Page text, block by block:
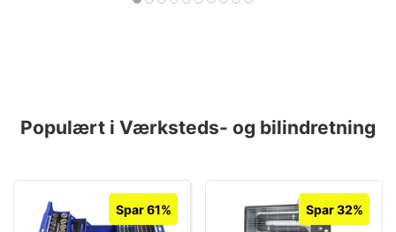
Populært i Værksteds- og bilindretning
Spar 61% Spar 32%